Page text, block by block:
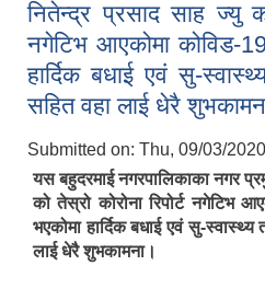
गराउंदछौ..साथै दैनिक
शिक्षक तथा कर्मचारीहरु
नितेन्द्र प्रसाद साह ज्यु
नगेटिभ आएकोमा कोविड-
हार्दिक बधाई एवं सु-
सहित वहा लाई धेरै
Submitted on: Thu, 09/03/
यस बहुदरमाई नगरपालिकाका नगर
को तेस्रो कोरोना रिपोर्ट नगेटिभ
भएकोमा हार्दिक बधाई एवं सु-स्वास्थ्य
लाई धेरै शुभकामना।